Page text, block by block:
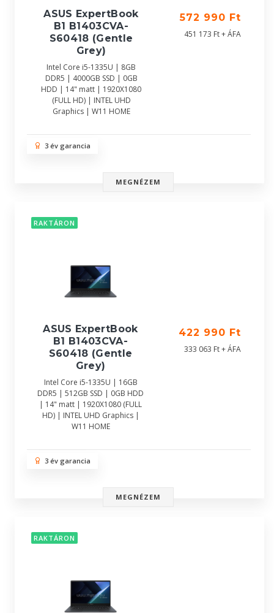
ASUS ExpertBook
B1 B1403CVA-
S60418 (Gentle
Grey)
Intel Core i5-1335U | 8GB
DDR5 | 4000GB SSD | 0GB
HDD | 14" matt | 1920X1080
(FULL HD) | INTEL UHD
Graphics | W11 HOME
572 990 Ft
451 173 Ft + ÁFA
3 év garancia
MEGNÉZEM
RAKTÁRON
ASUS ExpertBook
B1 B1403CVA-
S60418 (Gentle
Grey)
Intel Core i5-1335U | 16GB
DDR5 | 512GB SSD | 0GB HDD
| 14" matt | 1920X1080 (FULL
HD) | INTEL UHD Graphics |
W11 HOME
422 990 Ft
333 063 Ft + ÁFA
3 év garancia
MEGNÉZEM
RAKTÁRON